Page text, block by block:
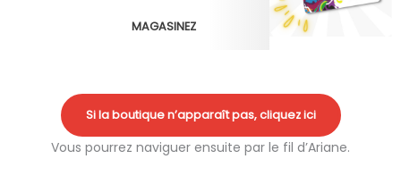
MAGASINEZ
Si la boutique n’apparaît pas, cliquez ici
Vous pourrez naviguer ensuite par le fil d’Ariane.